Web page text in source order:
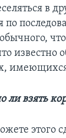
в
по
известно
взять
этого